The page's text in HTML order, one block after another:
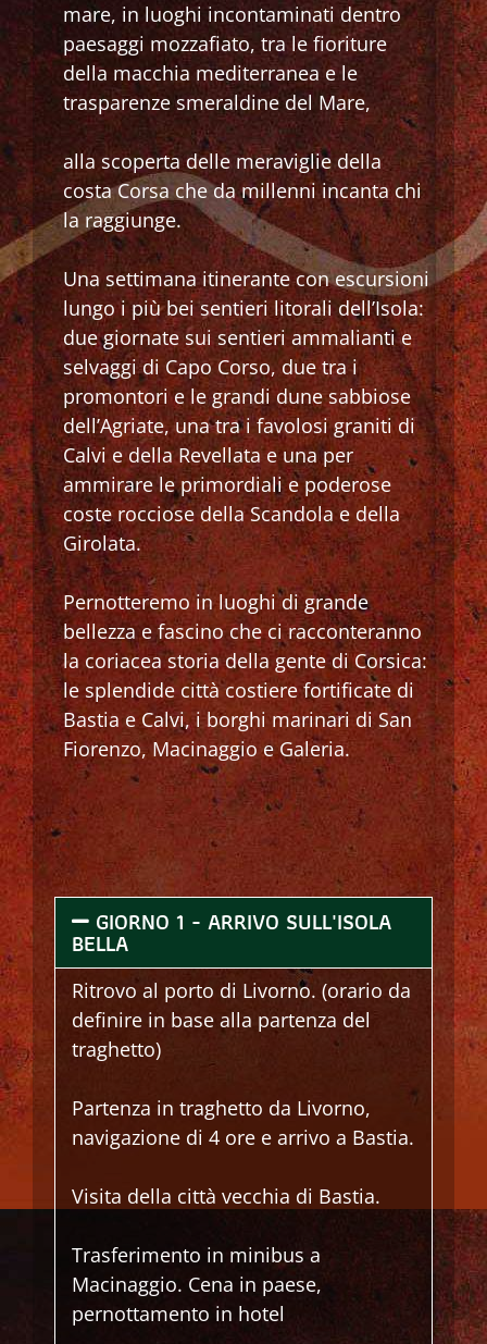
mare, in luoghi incontaminati dentro
paesaggi mozzafiato, tra le fioriture
della macchia mediterranea e le
trasparenze smeraldine del Mare,
alla scoperta delle meraviglie della
costa Corsa che da millenni incanta chi
la raggiunge.
Una settimana itinerante con escursioni
lungo i più bei sentieri litorali dell’Isola:
due giornate sui sentieri ammalianti e
selvaggi di Capo Corso, due tra i
promontori e le grandi dune sabbiose
dell’Agriate, una tra i favolosi graniti di
Calvi e della Revellata e una per
ammirare le primordiali e poderose
coste rocciose della Scandola e della
Girolata.
Pernotteremo in luoghi di grande
bellezza e fascino che ci racconteranno
la coriacea storia della gente di Corsica:
le splendide città costiere fortificate di
Bastia e Calvi, i borghi marinari di San
Fiorenzo, Macinaggio e Galeria.
GIORNO 1 - ARRIVO SULL'ISOLA
BELLA
Ritrovo al porto di Livorno. (orario da
definire in base alla partenza del
traghetto)
Partenza in traghetto da Livorno,
navigazione di 4 ore e arrivo a Bastia.
Visita della città vecchia di Bastia.
Trasferimento in minibus a
Macinaggio. Cena in paese,
pernottamento in hotel